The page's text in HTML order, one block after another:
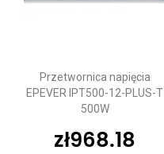
Przetwornica napięcia
EPEVER IPT500-12-PLUS-T
500W
zł968.18